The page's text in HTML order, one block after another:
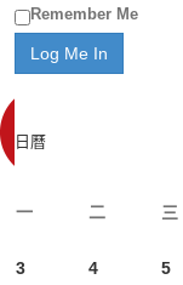
Remember Me
日曆
一
二 三
3
4 5